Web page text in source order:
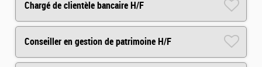
Chargé de clientèle bancaire H/F
Conseiller en gestion de patrimoine H/F